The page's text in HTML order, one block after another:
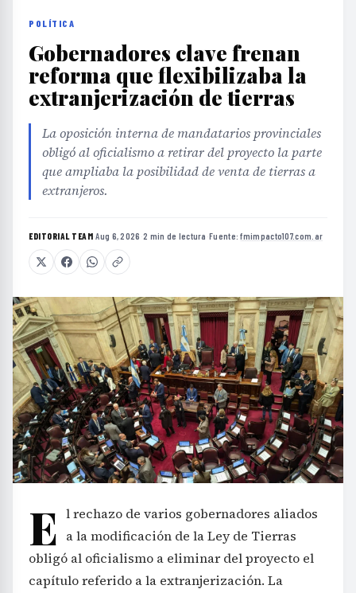
POLÍTICA
Gobernadores clave frenan
reforma que flexibilizaba la
extranjerización de tierras
La oposición interna de mandatarios provinciales
obligó al oficialismo a retirar del proyecto la parte
que ampliaba la posibilidad de venta de tierras a
extranjeros.
EDITORIAL TEAM·Aug 6, 2026 ·2 min de lectura ·Fuente:fmimpacto107.com.ar
E l rechazo de varios gobernadores aliados
a la modificación de la Ley de Tierras
obligó al oficialismo a eliminar del proyecto el
capítulo referido a la extranjerización. La